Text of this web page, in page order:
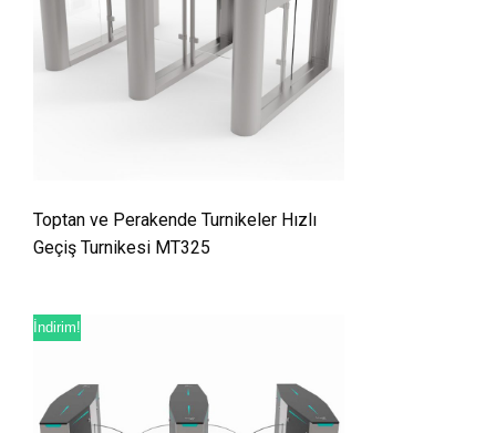
Toptan ve Perakende Turnikeler Hızlı
Geçiş Turnikesi MT325
İndirim!